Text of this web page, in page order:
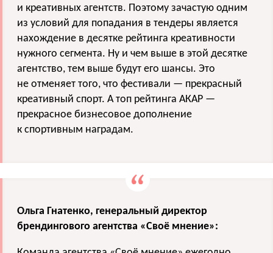
и креативных агентств. Поэтому зачастую одним
из условий для попадания в тендеры является
нахождение в десятке рейтинга креативности
нужного сегмента. Ну и чем выше в этой десятке
агентство, тем выше будут его шансы. Это
не отменяет того, что фестивали — прекрасный
креативный спорт. А топ рейтинга АКАР —
прекрасное бизнесовое дополнение
к спортивным наградам.
Ольга Гнатенко, генеральный директор
брендингового агентства «Своё мнение»: